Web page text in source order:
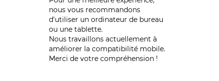
nous vous recommandons
d'utiliser un ordinateur de bureau
ou une tablette.
Nous travaillons actuellement à
améliorer la compatibilité mobile.
Merci de votre compréhension !